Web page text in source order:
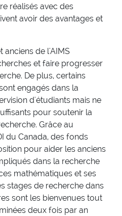
réalisés avec des
avoir des avantages et
anciens de l'AIMS
et faire progresser
De plus, certains
engagés dans la
d'étudiants mais ne
pour soutenir la
Grâce au
du Canada, des fonds
pour aider les anciens
dans la recherche
mathématiques et ses
stages de recherche dans
sont les bienvenues tout
deux fois par an